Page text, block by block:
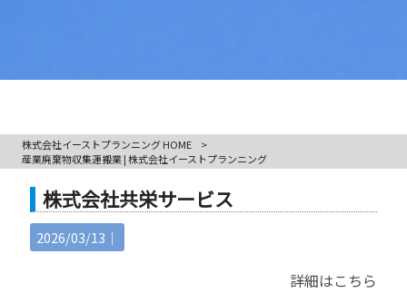
株式会社イーストプランニング HOME
>
産業廃棄物収集運搬業 | 株式会社イーストプランニング
株式会社共栄サービス
2026/03/13｜
詳細はこちら